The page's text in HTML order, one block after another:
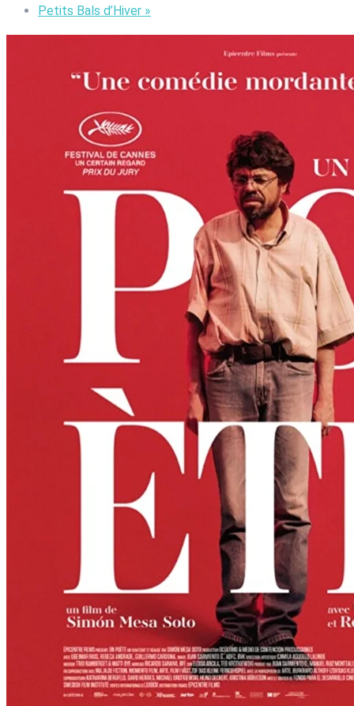
Petits Bals d’Hiver »